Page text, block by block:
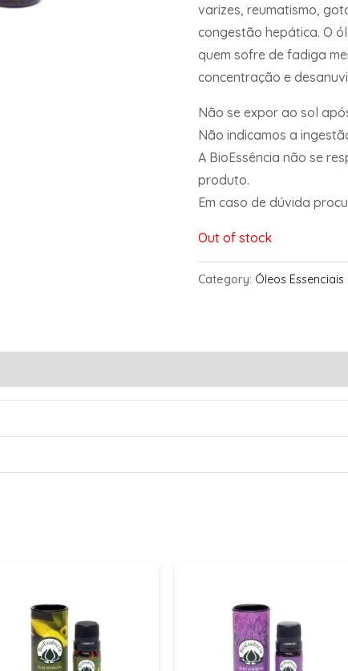
varizes, reumatismo,
congestão hepática. O
quem sofre de fadiga
concentração e
Não se expor ao sol
Não indicamos a
A BioEssência não se
produto.
Em caso de dúvida
Out of stock
Category: Óleos